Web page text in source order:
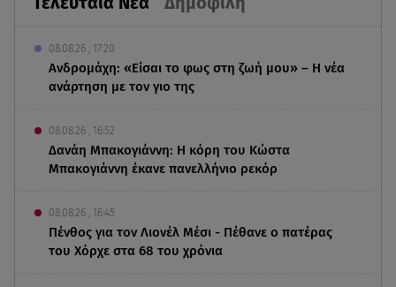
08.08.26 , 17:20
Ανδρομάχη: «Είσαι το φως στη ζωή μου» – Η νέα
ανάρτηση με τον γιο της
08.08.26 , 16:52
Δανάη Μπακογιάννη: Η κόρη του Κώστα
Μπακογιάννη έκανε πανελλήνιο ρεκόρ
08.08.26 , 16:45
Πένθος για τον Λιονέλ Μέσι - Πέθανε ο πατέρας
του Χόρχε στα 68 του χρόνια